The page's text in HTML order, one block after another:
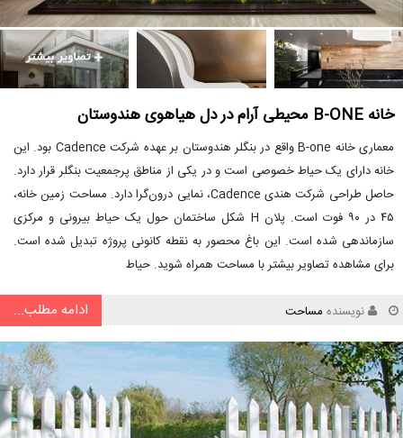
خانه B-ONE محیطی آرام در دل هیاهوی هندوستان
معماری خانه B-one واقع در بنگلر هندوستان بر عهده شرکت Cadence بود. این
خانه دارای یک حیاط خصوصی است و در یکی از مناطق پرجمعیت بنگلر قرار دارد.
حاصل طراحی شرکت هندی Cadence، نمایی درون‌گرا دارد. مساحت زمین خانه،
۴۵ در ۹۰ فوت است. پلان H شکل ساختمان حول یک حیاط بیرونی و مرکزی
سازماندهی شده است. این باغ محصور به نقطه کانونی پروژه تبدیل شده است.
برای مشاهده تصاویر بیشتر با مساحت همراه شوید. حیاط
نویسنده مساحت ادامه مطلب...